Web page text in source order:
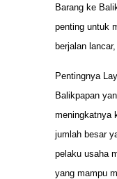
Barang ke
penting untuk
berjalan
Pentingnya
Balikpapan
meningkatnya
jumlah besar
pelaku usaha
yang mampu